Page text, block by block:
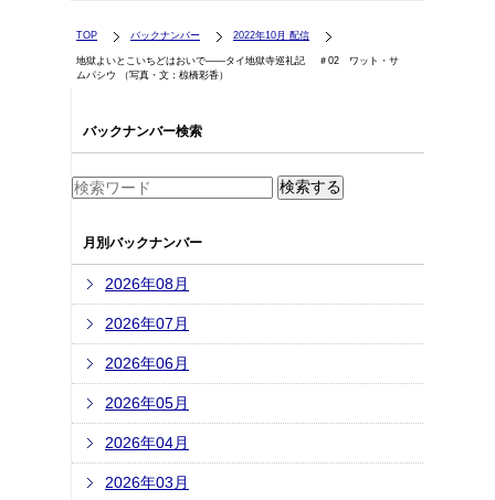
TOP バックナンバー 2022年10月 配信
地獄よいとこいちどはおいで――タイ地獄寺巡礼記 ＃02 ワット・サ
ムパシウ （写真・文：椋橋彩香）
バックナンバー検索
月別バックナンバー
2026年08月
2026年07月
2026年06月
2026年05月
2026年04月
2026年03月